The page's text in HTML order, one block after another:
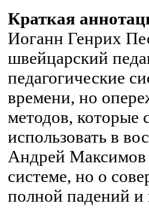
Краткая
Иоганн Генрих
швейцарский
педагогические
времени, но
методов, которые
использовать в
Андрей Максимов
системе, но о
полной падений и